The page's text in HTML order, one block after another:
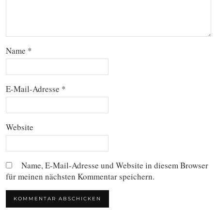
Name *
E-Mail-Adresse *
Website
Name, E-Mail-Adresse und Website in diesem Browser
für meinen nächsten Kommentar speichern.